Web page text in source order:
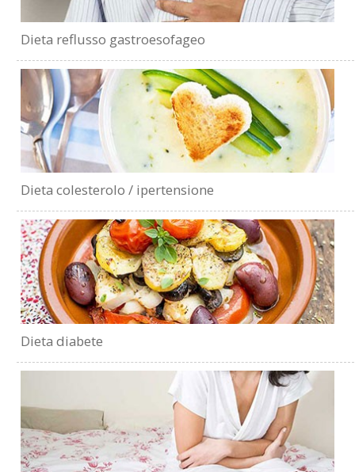
Dieta reflusso gastroesofageo
Dieta colesterolo / ipertensione
Dieta diabete